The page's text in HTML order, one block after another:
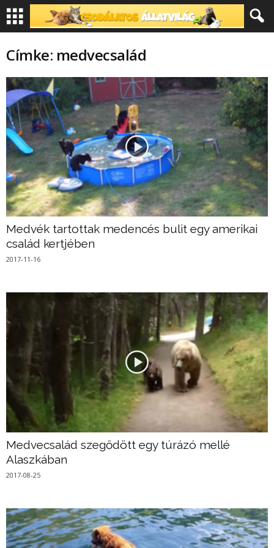
Címke: medvecsalád
Medvék tartottak medencés bulit egy amerikai
család kertjében
2017-11-16
Medvecsalád szegődött egy túrázó mellé
Alaszkában
2017-08-25